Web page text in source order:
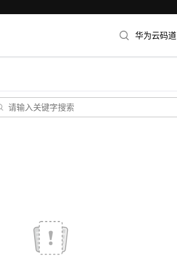
华为云码道